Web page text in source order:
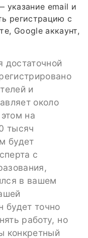
указание email и
регистрацию с
Google аккаунт,
достаточной
и
около
на
тысяч
будет
с
в вашем
будет точно
работу, но
конкретный